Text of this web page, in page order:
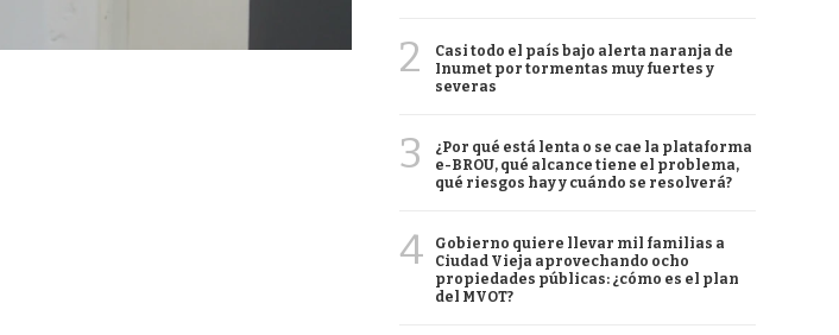
2
Casi todo el país bajo alerta naranja de
Inumet por tormentas muy fuertes y
severas
3
¿Por qué está lenta o se cae la plataforma
e-BROU, qué alcance tiene el problema,
qué riesgos hay y cuándo se resolverá?
4
Gobierno quiere llevar mil familias a
Ciudad Vieja aprovechando ocho
propiedades públicas: ¿cómo es el plan
del MVOT?